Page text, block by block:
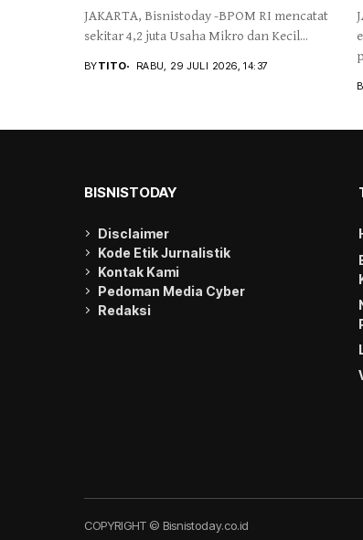
JAKARTA, Bisnistoday -BPOM RI mencatat
sekitar 4,2 juta Usaha Mikro dan Kecil...
BYTITO RABU, 29 JULI 2026, 14:37
BISNISTODAY
Disclaimer
Kode Etik Jurnalistik
Kontak Kami
Pedoman Media Cyber
Redaksi
COPYRIGHT © Bisnistoday.co.id